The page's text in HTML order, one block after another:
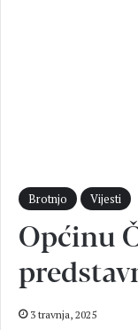
Brotnjo Vijesti
Općinu
3 travnja, 2025